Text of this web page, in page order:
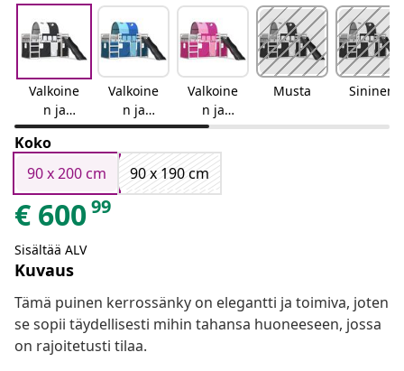
Valkoine
n ja
musta
Valkoine
n ja
sininen
Valkoine
n ja
vaaleanp
unainen
Musta Sininen
Koko
90 x 200 cm
90 x 190 cm
€ 60099
Sisältää ALV
Kuvaus
Tämä puinen kerrossänky on elegantti ja toimiva, joten
se sopii täydellisesti mihin tahansa huoneeseen, jossa
on rajoitetusti tilaa.